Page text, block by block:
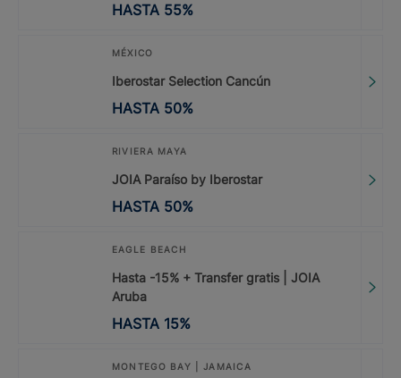
HASTA 55%
MÉXICO
Iberostar Selection Cancún
HASTA 50%
RIVIERA MAYA
JOIA Paraíso by Iberostar
HASTA 50%
EAGLE BEACH
Hasta -15% + Transfer gratis | JOIA
Aruba
HASTA 15%
MONTEGO BAY | JAMAICA